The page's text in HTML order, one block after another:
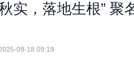
实，落地生根”
09-18 09:19